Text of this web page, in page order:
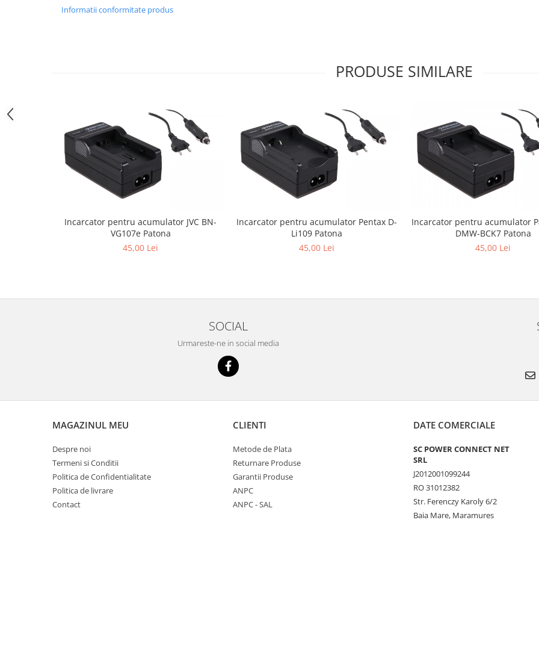
Camere video
Accesorii kjøk
Pachete Promo
Incarcatoare & acumulatori
Blițuri și lumini foto/video
Informatii conformitate produs
PRODUSE SIMILARE
Incarcator pentru acumulator JVC BN-
VG107e Patona
45,00 Lei
Incarcator pentru acumulator Pentax D-
Li109 Patona
45,00 Lei
Incarcator pentru acumulator
DMW-BCK7 Patona
45,00 Lei
SOCIAL
Urmareste-ne in social media
MAGAZINUL MEU
Despre noi
Termeni si Conditii
Politica de Confidentialitate
Politica de livrare
Contact
CLIENTI
Metode de Plata
Returnare Produse
Garantii Produse
ANPC
ANPC - SAL
DATE COMERCIALE
SC POWER CONNECT NET
SRL
J2012001099244
RO 31012382
Str. Ferenczy Karoly 6/2
Baia Mare, Maramures